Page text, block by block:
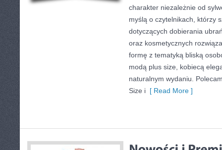
charakter niezależnie od
myślą o czytelnikach, którzy
dotyczących dobierania
oraz kosmetycznych
formę z tematyką bliską
modą plus size, kobiecą
naturalnym wydaniu.
Size i [ Read More ]